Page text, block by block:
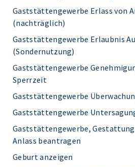
Gaststättengewerbe Erlass von
(nachträglich)
Gaststättengewerbe Erlaubnis
(Sondernutzung)
Gaststättengewerbe
Sperrzeit
Gaststättengewerbe
Gaststättengewerbe
Gaststättengewerbe, Gestattung
Anlass beantragen
Geburt anzeigen